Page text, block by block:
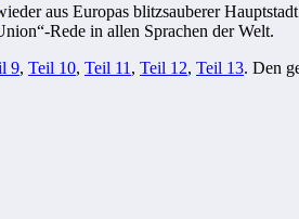
aus Europas blitzsauberer
Rede in allen Sprachen der Welt.
9, Teil 10, Teil 11 , Teil 12, Teil 13. Den